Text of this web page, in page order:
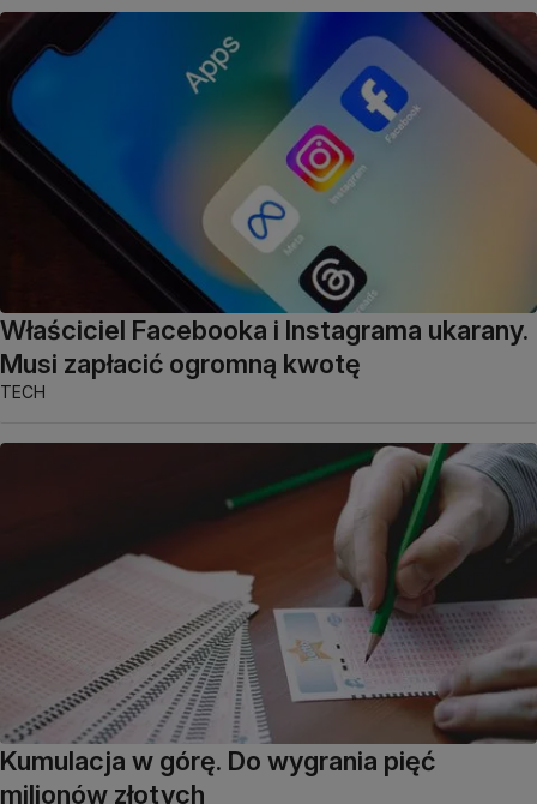
Właściciel Facebooka i Instagrama ukarany.
Musi zapłacić ogromną kwotę
TECH
Kumulacja w górę. Do wygrania pięć
milionów złotych